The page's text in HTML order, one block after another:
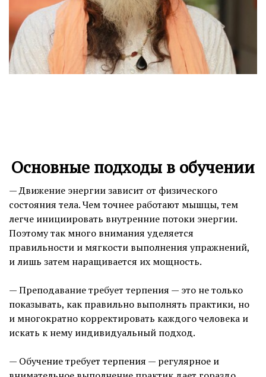
Основные подходы в обучении
— Движение энергии зависит от физического
состояния тела. Чем точнее работают мышцы, тем
легче инициировать внутренние потоки энергии.
Поэтому так много внимания уделяется
правильности и мягкости выполнения упражнений,
и лишь затем наращивается их мощность.
— Преподавание требует терпения — это не только
показывать, как правильно выполнять практики, но
и многократно корректировать каждого человека и
искать к нему индивидуальный подход.
— Обучение требует терпения — регулярное и